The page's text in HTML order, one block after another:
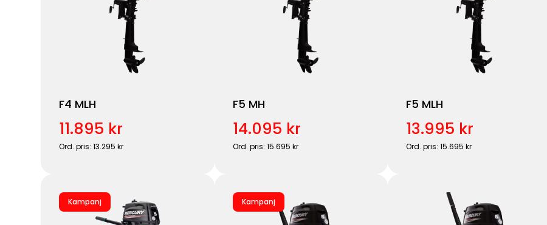
F4 MLH
11.895 kr
Ord. pris: 13.295 kr
F5 MH
14.095 kr
Ord. pris: 15.695 kr
F5 MLH
13.995 kr
Ord. pris: 15.695 kr
Kampanj Kampanj